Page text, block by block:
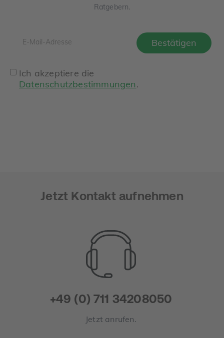
Ratgebern.
Ich akzeptiere die
Datenschutzbestimmungen.
Jetzt Kontakt aufnehmen
+49 (0) 711 34208050
Jetzt anrufen.